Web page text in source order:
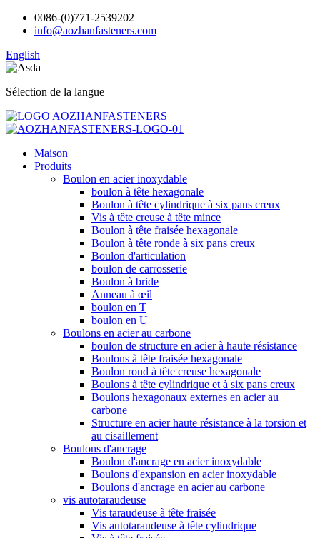
0086-(0)771-2539202
info@aozhanfasteners.com
English
Sélection de la langue
Maison
Produits
Boulon en acier inoxydable
boulon à tête hexagonale
Boulon à tête cylindrique à six pans creux
Vis à tête creuse à tête mince
Boulon à tête fraisée hexagonale
Boulon à tête ronde à six pans creux
Boulon d'articulation
boulon de carrosserie
Boulon à bride
Anneau à œil
boulon en T
boulon en U
Boulons en acier au carbone
boulon de structure en acier à haute résistance
Boulons à tête fraisée hexagonale
Boulon rond à tête creuse hexagonale
Boulons à tête cylindrique et à six pans creux
Boulons hexagonaux externes en acier au
carbone
Structure en acier haute résistance à la torsion et
au cisaillement
Boulons d'ancrage
Boulon d'ancrage en acier inoxydable
Boulons d'expansion en acier inoxydable
Boulons d'ancrage en acier au carbone
vis autotaraudeuse
Vis taraudeuse à tête fraisée
Vis autotaraudeuse à tête cylindrique